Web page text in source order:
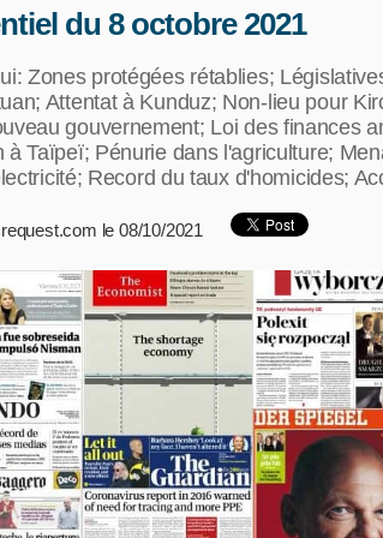
du 8 octobre 2021
Zones protégées rétablies;
Attentat à Kunduz; Non-lieu pour
gouvernement; Loi des finances
à Taïpeï; Pénurie dans l'agriculture;
Record du taux d'homicides;
le 08/10/2021